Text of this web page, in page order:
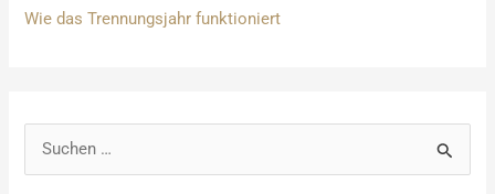
Wie das Trennungsjahr funktioniert
u